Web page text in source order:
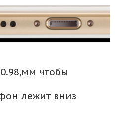
чтобы
лежит вниз